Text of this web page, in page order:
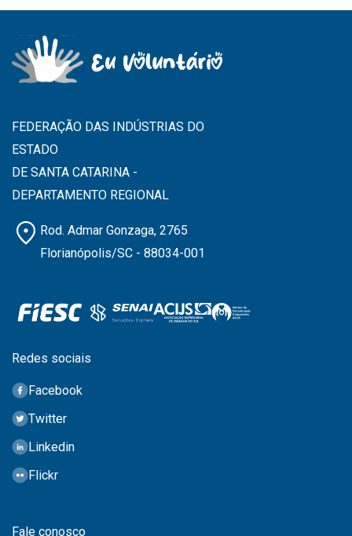
FEDERAÇÃO DAS INDÚSTRIAS DO
ESTADO
DE SANTA CATARINA -
DEPARTAMENTO REGIONAL
location_on Rod. Admar Gonzaga, 2765
Florianópolis/SC - 88034-001
Redes sociais
Facebook
Twitter
Linkedin
Flickr
Fale conosco